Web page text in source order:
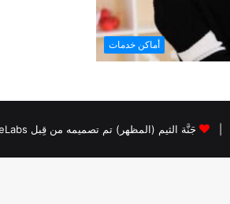
أماكن خدمات
جَنَّة الثيم (المظهر) تم تصميمه من قِبل TieLabs